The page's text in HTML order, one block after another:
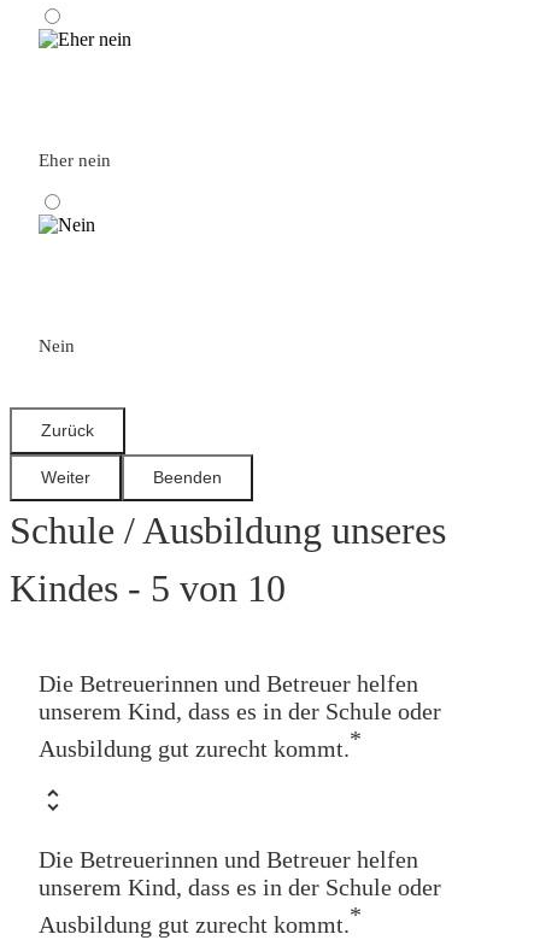
Eher nein
Nein
Schule / Ausbildung unseres
Kindes - 5 von 10
Die Betreuerinnen und Betreuer helfen
unserem Kind, dass es in der Schule oder
Ausbildung gut zurecht kommt.*
Die Betreuerinnen und Betreuer helfen
unserem Kind, dass es in der Schule oder
Ausbildung gut zurecht kommt.*